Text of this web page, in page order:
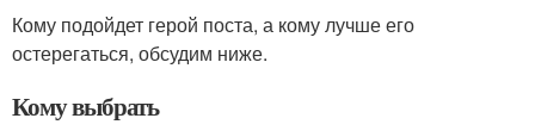
Кому подойдет герой поста, а кому лучше его
остерегаться, обсудим ниже.
Кому выбрать